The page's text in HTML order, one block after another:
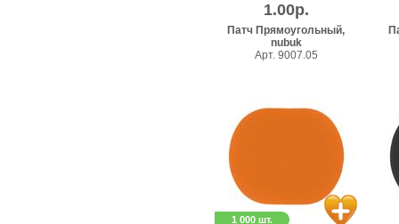
1.00р.
Патч Прямоугольный,
nubuk
Арт. 9007.05
1 000 шт.